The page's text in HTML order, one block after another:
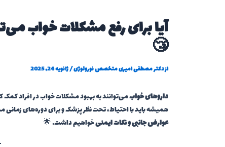
آیا برای رفع مشکلات خواب
😴
ازدکتر مصطفی امیری متخصص نورولوژی/ژانویه 24, 2025
داروهای خوابمی‌توانند به بهبود مشکلات خواب در افراد
همیشه باید با احتیاط، تحت نظر پزشک و برای دوره‌های زمانی
عوارض جانبی و نکات ایمنیخواهیم داشت. 🌟